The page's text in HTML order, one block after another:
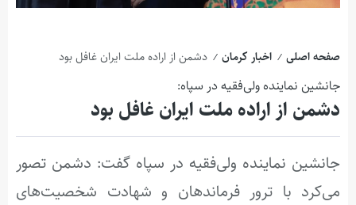
صفحه اصلی / اخبار کرمان / دشمن از اراده ملت ایران غافل بود
جانشین نماینده ولی‌فقیه در سپاه:
دشمن از اراده ملت ایران غافل بود
جانشین نماینده ولی‌فقیه در سپاه گفت: دشمن تصور
می‌کرد با ترور فرماندهان و شهادت شخصیت‌های